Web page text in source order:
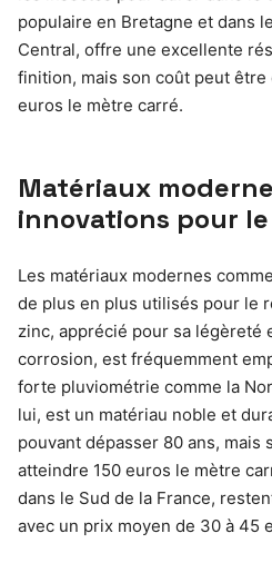
populaire en Bretagne et dans
Central, offre une excellente
finition, mais son coût peut être
euros le mètre carré.
Matériaux
innovations pour
Les matériaux modernes
de plus en plus utilisés pour le
zinc, apprécié pour sa légèreté
corrosion, est fréquemment
forte pluviométrie comme la
lui, est un matériau noble et
pouvant dépasser 80 ans, mais
atteindre 150 euros le mètre
dans le Sud de la France,
avec un prix moyen de 30 à 45